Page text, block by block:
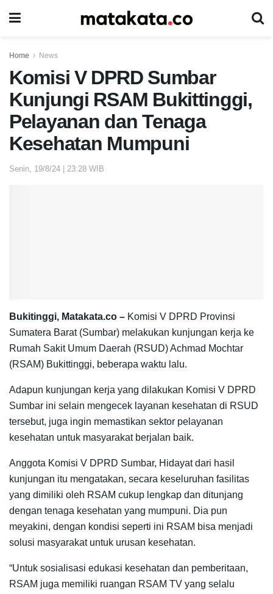
Home News
Komisi V DPRD Sumbar
Kunjungi RSAM Bukittinggi,
Pelayanan dan Tenaga
Kesehatan Mumpuni
Senin, 19/8/24 | 23:28 WIB
Bukitinggi, Matakata.co – Komisi V DPRD Provinsi
Sumatera Barat (Sumbar) melakukan kunjungan kerja ke
Rumah Sakit Umum Daerah (RSUD) Achmad Mochtar
(RSAM) Bukittinggi, beberapa waktu lalu.
Adapun kunjungan kerja yang dilakukan Komisi V DPRD
Sumbar ini selain mengecek layanan kesehatan di RSUD
tersebut, juga ingin memastikan sektor pelayanan
kesehatan untuk masyarakat berjalan baik.
Anggota Komisi V DPRD Sumbar, Hidayat dari hasil
kunjungan itu mengatakan, secara keseluruhan fasilitas
yang dimiliki oleh RSAM cukup lengkap dan ditunjang
dengan tenaga kesehatan yang mumpuni. Dia pun
meyakini, dengan kondisi seperti ini RSAM bisa menjadi
solusi masyarakat untuk urusan kesehatan.
“Untuk sosialisasi edukasi kesehatan dan pemberitaan,
RSAM juga memiliki ruangan RSAM TV yang selalu